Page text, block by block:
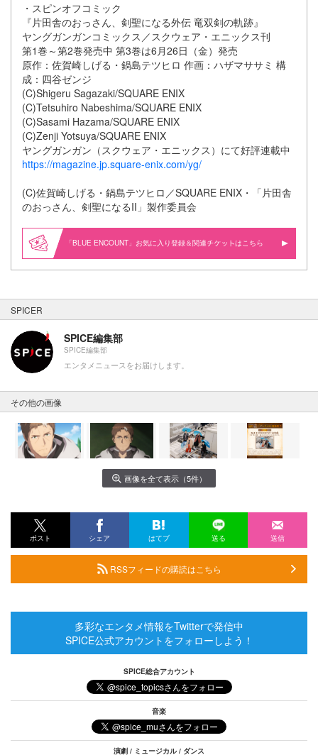
・スピンオフコミック
『片田舎のおっさん、剣聖になる外伝 竜双剣の軌跡』
ヤングガンガンコミックス／スクウェア・エニックス刊
第1巻～第2巻発売中 第3巻は6月26日（金）発売
原作：佐賀崎しげる・鍋島テツヒロ 作画：ハザマササミ 構
成：四谷ゼンジ
(C)Shigeru Sagazaki/SQUARE ENIX
(C)Tetsuhiro Nabeshima/SQUARE ENIX
(C)Sasami Hazama/SQUARE ENIX
(C)Zenji Yotsuya/SQUARE ENIX
ヤングガンガン（スクウェア・エニックス）にて好評連載中
https://magazine.jp.square-enix.com/yg/
(C)佐賀崎しげる・鍋島テツヒロ／SQUARE ENIX・「片田舎
のおっさん、剣聖になるII」製作委員会
「BLUE ENCOUNT」お気に入り登録＆関連 はこちら
SPICER
SPICE編集部
SPICE編集部
エンタメニュースをお届けします。
その他の画像
画像を全て表示（5件）
ポスト シェア はてブ 送る 送信
RSSフィードの購読はこちら
多彩なエンタメ情報をTwitterで発信中
SPICE公式アカウントをフォローしよう！
SPICE総合アカウント
音楽
演劇 / ミュージカル / ダンス